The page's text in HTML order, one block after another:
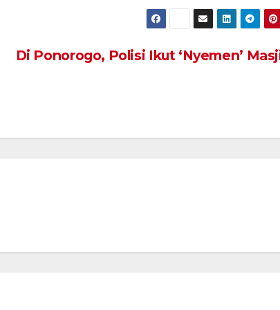
Di Ponorogo, Polisi Ikut ‘Nyemen’